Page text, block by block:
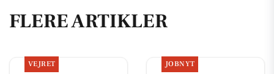
FLERE ARTIKLER
VEJRET JOBNYT